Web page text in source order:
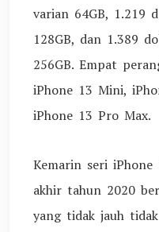
varian 64GB, 1.219
128GB, dan 1.389
256GB. Empat
iPhone 13 Mini,
iPhone 13 Pro Max.
Kemarin seri
akhir tahun 2020
yang tidak jauh